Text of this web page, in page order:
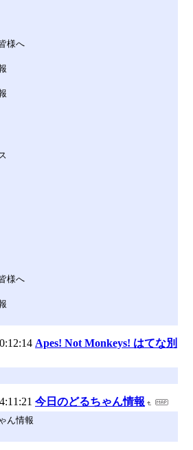
様へ
様へ
Apes! Not Monkeys! はてな別
今日のどるちゃん情報
ん情報